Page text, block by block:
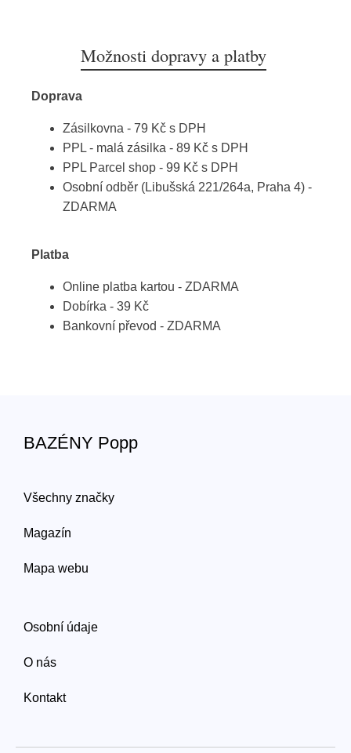
Možnosti dopravy a platby
Doprava
Zásilkovna - 79 Kč s DPH
PPL - malá zásilka - 89 Kč s DPH
PPL Parcel shop - 99 Kč s DPH
Osobní odběr (Libušská 221/264a, Praha 4) -
ZDARMA
Platba
Online platba kartou - ZDARMA
Dobírka - 39 Kč
Bankovní převod - ZDARMA
BAZÉNY Popp
Všechny značky
Magazín
Mapa webu
Osobní údaje
O nás
Kontakt